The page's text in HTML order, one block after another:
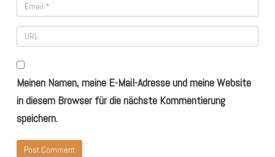
Meinen Namen, meine E-Mail-Adresse und meine Website
in diesem Browser für die nächste Kommentierung
speichern.